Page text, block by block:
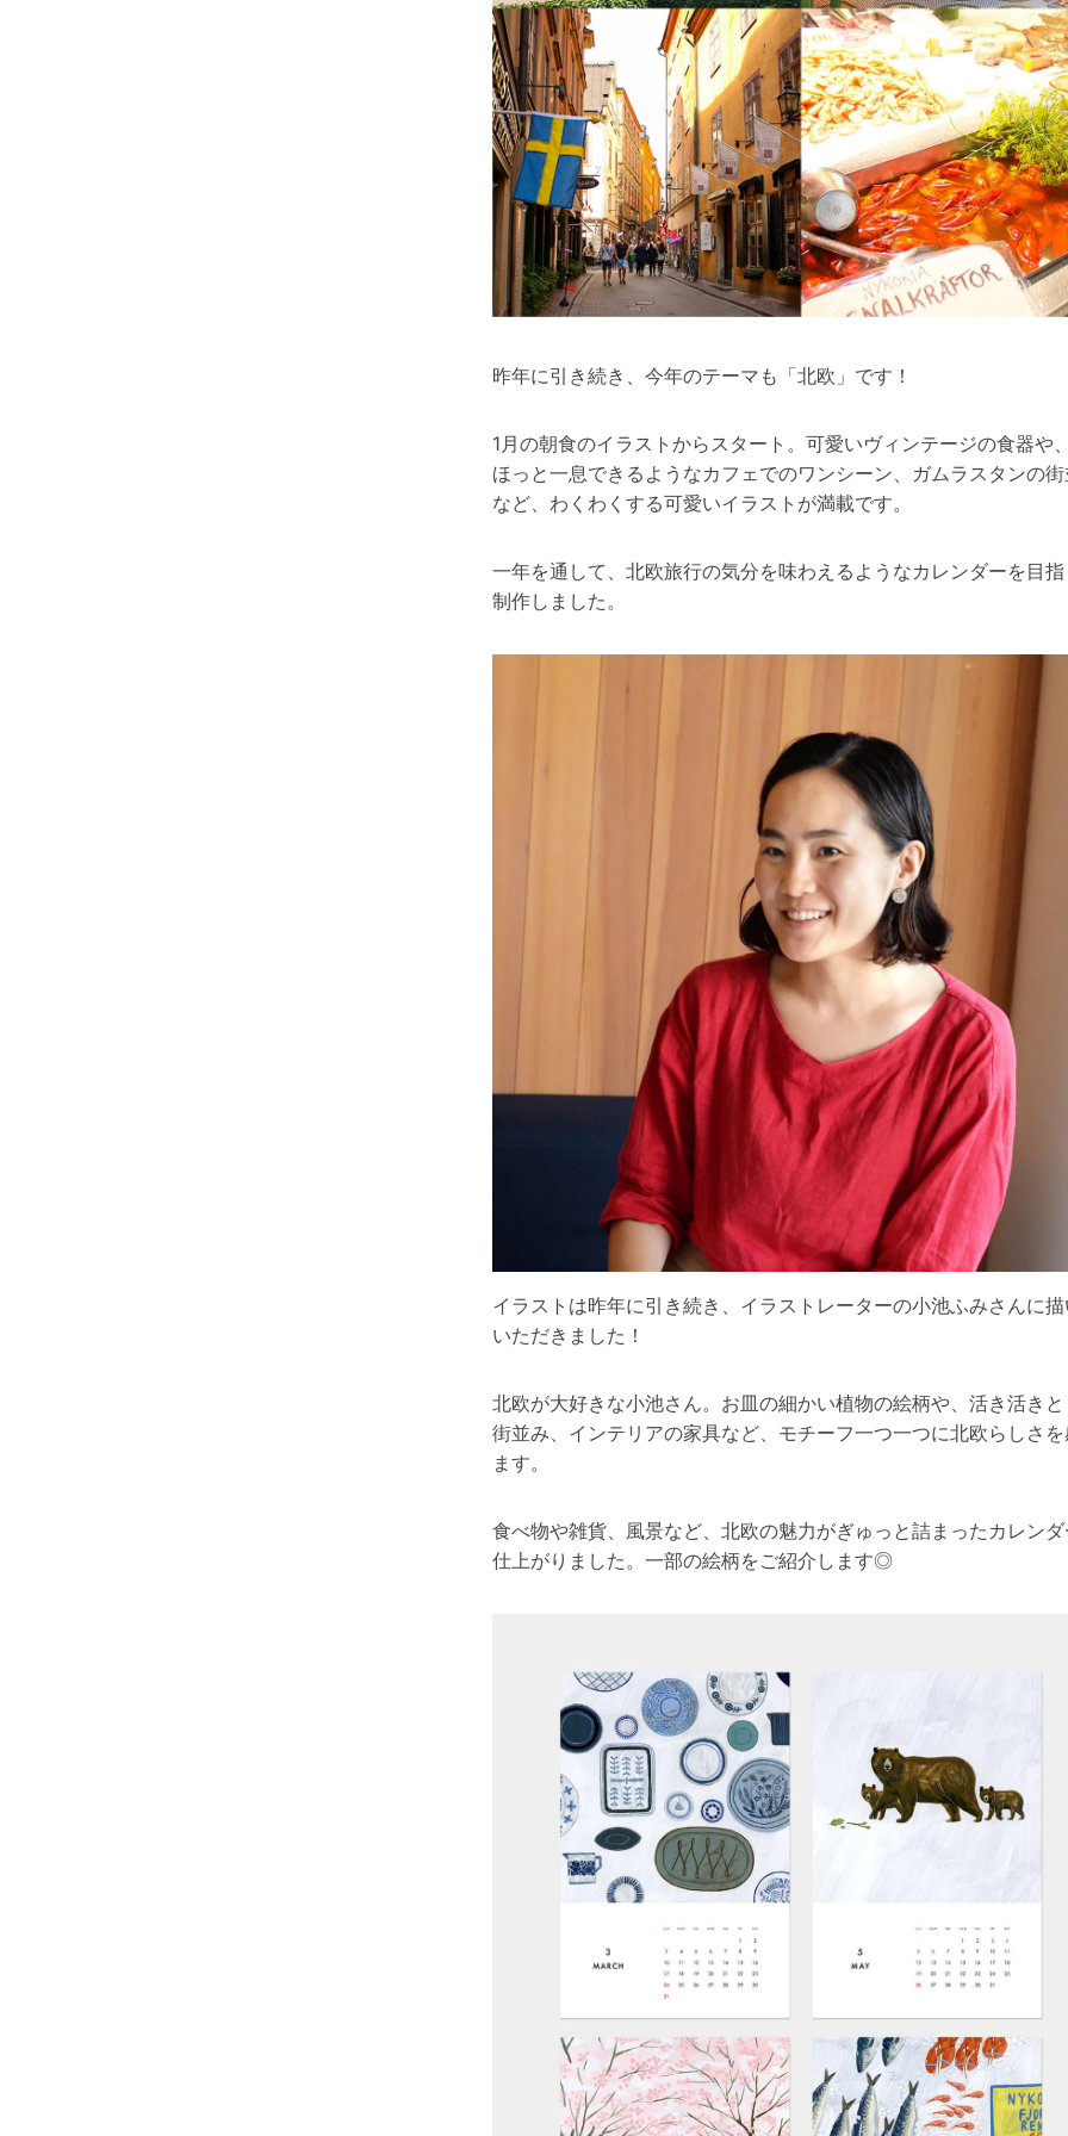
昨年に引き続き、今年のテーマも「北欧」です！
1月の朝食のイラストからスタート。可愛いヴィンテージの食器や
ほっと一息できるようなカフェでのワンシーン、ガムラスタンの
など、わくわくする可愛いイラストが満載です。
一年を通して、北欧旅行の気分を味わえるようなカレンダーを目
制作しました。
イラストは昨年に引き続き、イラストレーターの小池ふみさんに
いただきました！
北欧が大好きな小池さん。お皿の細かい植物の絵柄や、活き活き
街並み、インテリアの家具など、モチーフ一つ一つに北欧らしさ
ます。
食べ物や雑貨、風景など、北欧の魅力がぎゅっと詰まったカレン
仕上がりました。一部の絵柄をご紹介します◎